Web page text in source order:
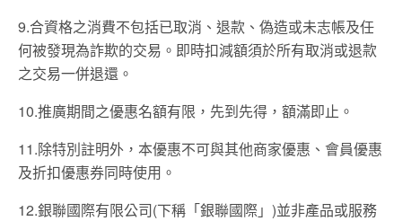
9.合資格之消費不包括已取消、退款、偽造或未志帳及任
何被發現為詐欺的交易。即時扣減額須於所有取消或退款
之交易一併退還。
10.推廣期間之優惠名額有限，先到先得，額滿即止。
11.除特別註明外，本優惠不可與其他商家優惠、會員優惠
及折扣優惠券同時使用。
12.銀聯國際有限公司(下稱「銀聯國際」)並非產品或服務